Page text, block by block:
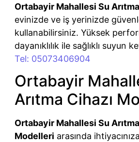
Ortabayir Mahallesi Su
evinizde ve iş yerinizde
kullanabilirsiniz. Yüksek
dayanıklılık ile sağlıklı suyun
Tel: 05073406904
Ortabayir
Arıtma Cihazı
Ortabayir Mahallesi Su
Modelleri arasında